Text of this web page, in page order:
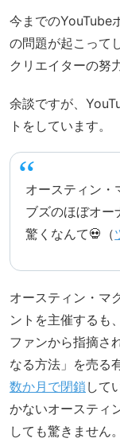
今までのYouTube
の問題が起こって
クリエイターの努
余談ですが、
トをしています。
オースティン・
ブズのほぼオー
驚くなんて💀（
オースティン・マ
ントを主催するも
ファンから指摘さ
なる方法」を売る
数か月で閉鎖 して
かないオースティ
しても驚きません。